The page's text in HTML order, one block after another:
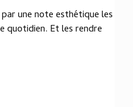
une note esthétique les
quotidien. Et les rendre